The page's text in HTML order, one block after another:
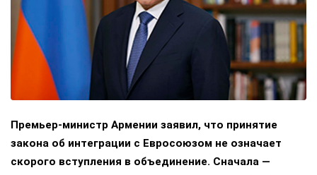
Премьер-министр Армении заявил, что принятие
закона об интеграции с Евросоюзом не означает
скорого вступления в объединение. Сначала —